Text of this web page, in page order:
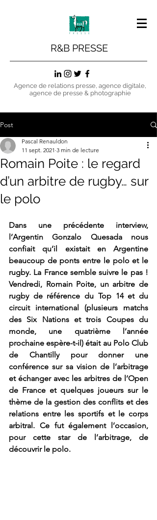
R&B PRESSE
Agence de relations presse, agence digitale,
agence de presse & photographie
Post
Romain Poite : le regard
d’un arbitre de rugby… sur
le polo
Pascal Renauldon
11 sept. 2021 3 min de lecture
Dans une précédente interview,
l’Argentin Gonzalo Quesada nous
confiait qu’il existait en Argentine
beaucoup de ponts entre le polo et le
rugby. La France semble suivre le pas !
Vendredi, Romain Poite, un arbitre de
rugby de référence du Top 14 et du
circuit international (plusieurs matchs
des Six Nations et trois Coupes du
monde, une quatrième l’année
prochaine espère-t-il) était au Polo Club
de Chantilly pour donner une
conférence sur sa vision de l’arbitrage
et échanger avec les arbitres de l’Open
de France et quelques joueurs sur le
thème de la gestion des conflits et des
relations entre les sportifs et le corps
arbitral. Ce fut également l’occasion,
pour cette star de l’arbitrage, de
découvrir le polo.